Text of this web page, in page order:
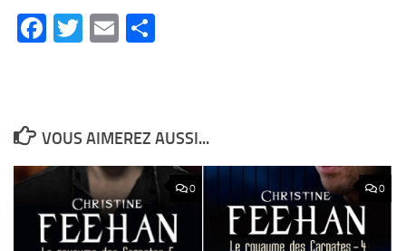
Facebook
Twitter
Email
VOUS AIMEREZ AUSSI...
0 0